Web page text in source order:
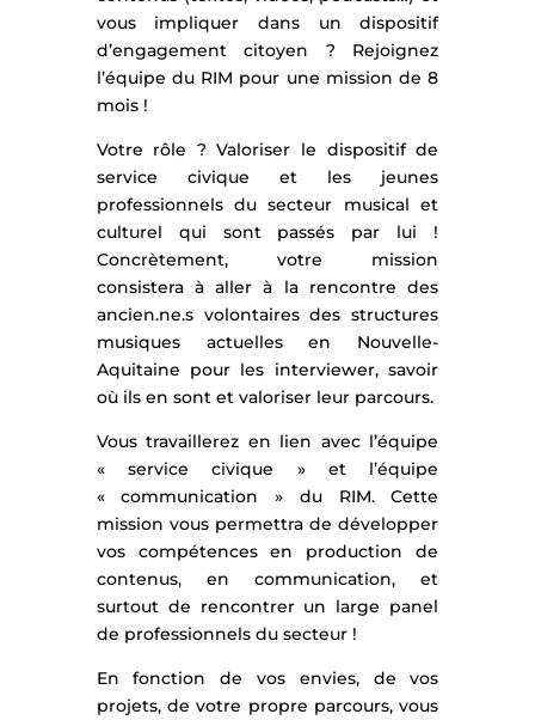
vous impliquer dans un dispositif
d’engagement citoyen ? Rejoignez
l’équipe du RIM pour une mission de 8
mois !
Votre rôle ? Valoriser le dispositif de
service civique et les jeunes
professionnels du secteur musical et
culturel qui sont passés par lui !
Concrètement, votre mission
consistera à aller à la rencontre des
ancien.ne.s volontaires des structures
musiques actuelles en Nouvelle-
Aquitaine pour les interviewer, savoir
où ils en sont et valoriser leur parcours.
Vous travaillerez en lien avec l’équipe
« service civique » et l’équipe
« communication » du RIM. Cette
mission vous permettra de développer
vos compétences en production de
contenus, en communication, et
surtout de rencontrer un large panel
de professionnels du secteur !
En fonction de vos envies, de vos
projets, de votre propre parcours, vous